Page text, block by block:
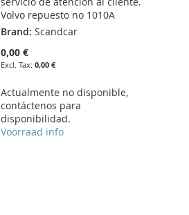
Volvo repuesto no 1010A
Brand: Scandcar
0,00 €
0,00 €
Actualmente no disponible,
contáctenos para
disponibilidad.
Voorraad info